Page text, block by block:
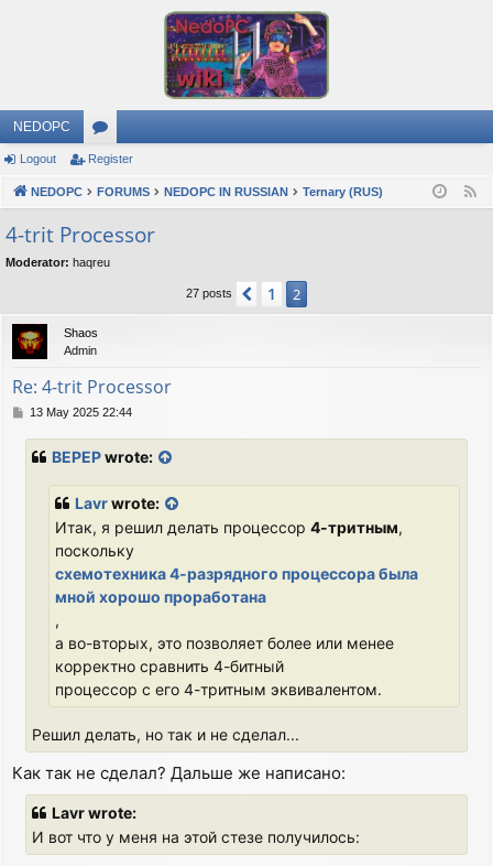
NEDOPC
or
u
s
Logout Register
NEDOPC FORUMS NEDOPC IN RUSSIAN Ternary (RUS)
4-trit Processor
Moderator: haqreu
27 posts Previous
1 2
Shaos
Admin
Re: 4-trit Processor
P13 May 2025 22:44
BEPEPwrote:
Lavrwrote:
Итак, я решил делать процессор 4-тритным,
поскольку
схемотехника 4-разрядного процессора была
мной хорошо проработана
,
а во-вторых, это позволяет более или менее
корректно сравнить 4-битный
процессор с его 4-тритным эквивалентом.
Решил делать, но так и не сделал...
Как так не сделал? Дальше же написано:
Lavr wrote:
И вот что у меня на этой стезе получилось: